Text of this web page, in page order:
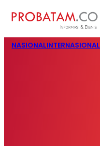
NASIONALINTERNASIONAL